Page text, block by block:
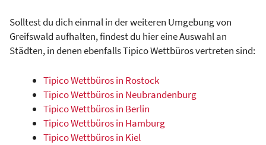
Solltest du dich einmal in der weiteren Umgebung von
Greifswald aufhalten, findest du hier eine Auswahl an
Städten, in denen ebenfalls Tipico Wettbüros vertreten sind:
Tipico Wettbüros in Rostock
Tipico Wettbüros in Neubrandenburg
Tipico Wettbüros in Berlin
Tipico Wettbüros in Hamburg
Tipico Wettbüros in Kiel